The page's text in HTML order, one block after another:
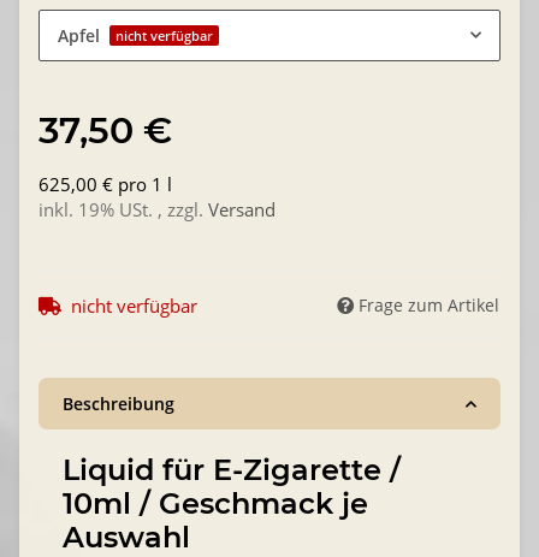
Apfel nicht verfügbar
37,50 €
625,00 € pro 1 l
inkl. 19% USt. , zzgl. Versand
nicht verfügbar Frage zum Artikel
Beschreibung
Liquid für E-Zigarette /
10ml / Geschmack je
Auswahl